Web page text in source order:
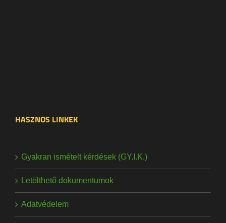
HASZNOS LINKEK
Gyakran ismételt kérdések (GY.I.K.)
Letölthető dokumentumok
Adatvédelem